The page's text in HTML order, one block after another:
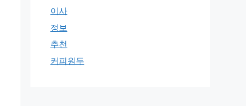
이사
정보
추천
커피원두